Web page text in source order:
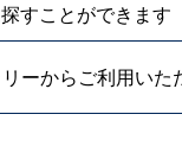
すことができます
ーからご利用いた